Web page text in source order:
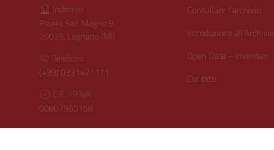
Indirizzo
Piazza San Magno 9
20025, Legnano (MI)
Telefono
(+39) 0331471111
C.F. / P.IVA
00807960158
Consultare l’archivio
Introduzione all’Archivio
Open Data – Inventari
Contatti